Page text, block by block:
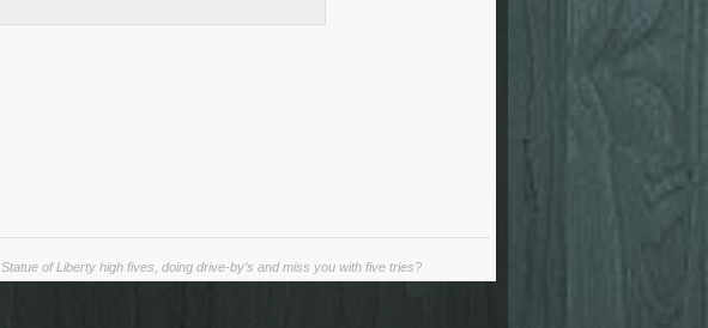
of Liberty high fives, doing drive-by’s and miss you with five tries?